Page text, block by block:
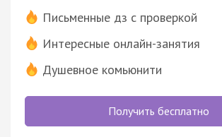
Письменные дз с проверкой
Интересные онлайн-занятия
Душевное комьюнити
Получить бесплатно